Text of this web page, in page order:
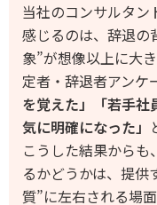
当社のコンサルタン
感じるのは、辞退の
象”が想像以上に大
定者・辞退者アンケ
を覚えた」「若手
気に明確になった」
こうした結果から
るかどうかは、提供
質”に左右される場